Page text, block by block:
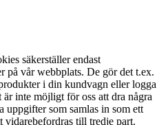
säkerställer endast
på vår webbplats. De gör det t.ex.
i din kundvagn eller logga
inte möjligt för oss att dra några
uppgifter som samlas in som ett
vidarebefordras till tredje part.